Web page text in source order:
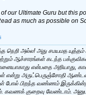
our Ultimate Guru but this
as much as possible on
நெறி அல்ல! அது சமயமத யுத்தம்
ஆச்சாரங்கள் கடந்த
என்பதை அறியாது,
என்று
போல் பிறந்த வண்ணம்
கவணக் குறைவு வேண்டாம்.